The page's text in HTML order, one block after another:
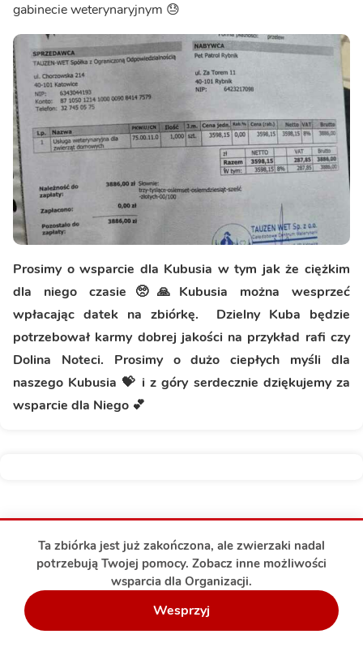
gabinecie weterynaryjnym 😓
Prosimy o wsparcie dla Kubusia w tym jak że ciężkim
dla niego czasie🥺🙏Kubusia można wesprzeć
wpłacając datek na zbiórkę. Dzielny Kuba będzie
potrzebował karmy dobrej jakości na przykład rafi czy
Dolina Noteci. Prosimy o dużo ciepłych myśli dla
naszego Kubusia 💝 i z góry serdecznie dziękujemy za
wsparcie dla Niego 💕
Ta zbiórka jest już zakończona, ale zwierzaki nadal
potrzebują Twojej pomocy. Zobacz inne możliwości
wsparcia dla Organizacji.
Wesprzyj